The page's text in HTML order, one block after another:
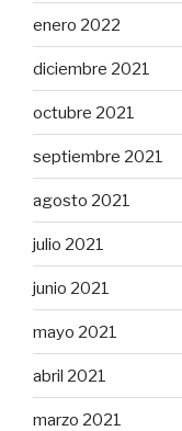
enero 2022
diciembre 2021
octubre 2021
septiembre 2021
agosto 2021
julio 2021
junio 2021
mayo 2021
abril 2021
marzo 2021